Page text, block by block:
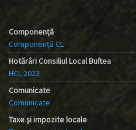
Componență
Componență CL
Hotărâri Consiliul Local Buftea
HCL 2023
Comunicate
Comunicate
Taxe și impozite locale